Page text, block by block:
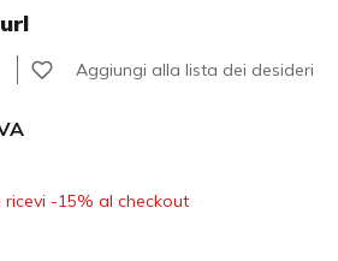
su 5 Aggiungi alla lista dei desideri
-15% al checkout